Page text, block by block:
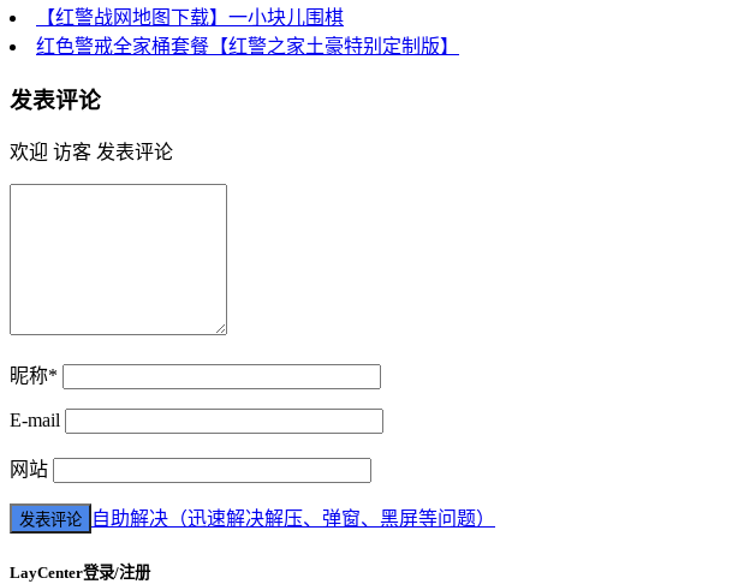
【红警战网地图下载】一小块儿围棋
红色警戒全家桶套餐【红警之家土豪特别定制版】
发表评论
欢迎 访客 发表评论
昵称*
E-mail
网站
自助解决（迅速解决解压、弹窗、黑屏等问题）
LayCenter登录/注册